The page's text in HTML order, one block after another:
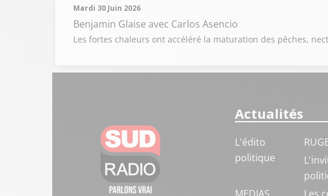
Mardi 30 Juin 2026
Benjamin Glaise avec Carlos Asencio
Les fortes chaleurs ont accéléré la maturation des pêches,
Actualités
L'édito
politique